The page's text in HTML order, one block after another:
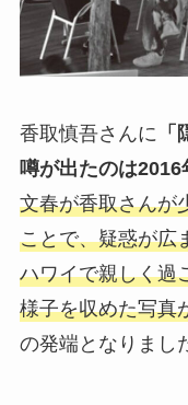
香取慎吾さんに
噂が出たのは2016
文春が香取さんが
ことで、疑惑が広
ハワイで親しく過
様子を収めた写真
の発端となりまし